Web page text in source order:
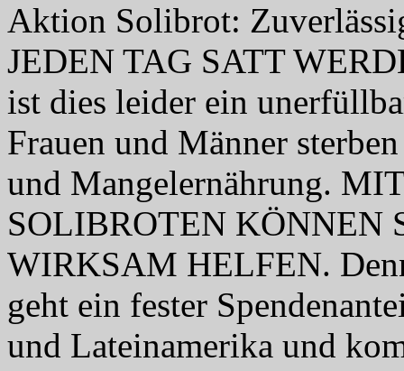
Aktion Solibrot:
JEDEN TAG SATT
ist dies leider ein
Frauen und Männer
und Mangelernährung.
SOLIBROTEN KÖNNEN
WIRKSAM HELFEN.
geht ein fester
und Lateinamerika und